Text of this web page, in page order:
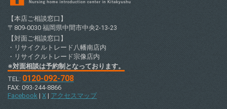
【本店ご相談窓口】
〒809-0030 福岡県中間市中央2-13-23
【対面ご相談窓口】
・リサイクルトレード八幡南店内
・リサイクルトレード宗像店内
※対面相談は予約制となっております。
TEL: 0120-092-708
FAX: 093-244-8866
Facebook | X | アクセスマップ